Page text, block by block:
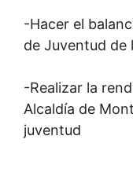
-Hacer el
de Juventud de
-Realizar la
Alcaldía de
juventud